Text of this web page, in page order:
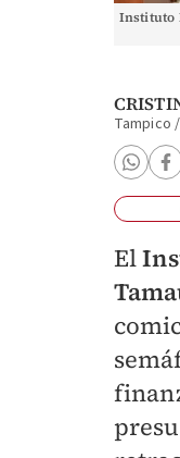
Instituto
Tampico /
El